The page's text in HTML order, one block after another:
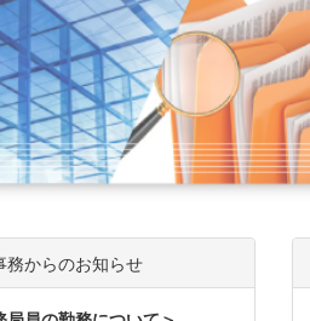
務からのお知らせ